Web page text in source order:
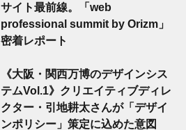
サイト最前線。「web
professional summit by Orizm」
密着レポート
《大阪・関西万博のデザインシス
テムVol.1》クリエイティブディレ
クター・引地耕太さんが「デザイ
ンポリシー」策定に込めた意図